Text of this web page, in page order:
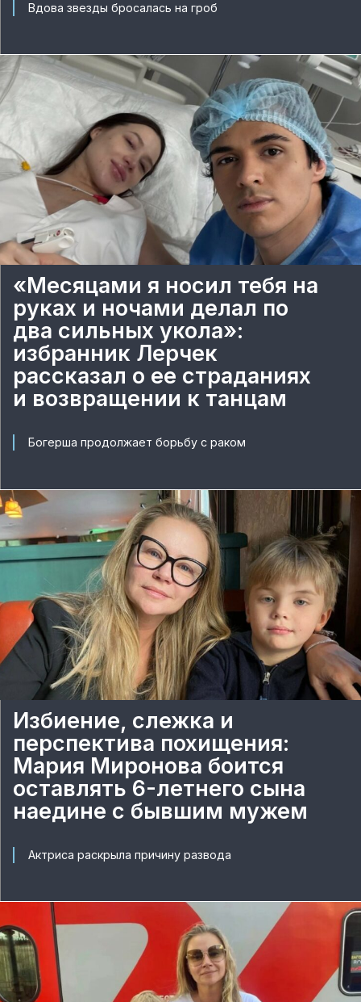
Вдова звезды бросалась на гроб
«Месяцами я носил тебя на
руках и ночами делал по
два сильных укола»:
избранник Лерчек
рассказал о ее страданиях
и возвращении к танцам
Богерша продолжает борьбу с раком
Избиение, слежка и
перспектива похищения:
Мария Миронова боится
оставлять 6-летнего сына
наедине с бывшим мужем
Актриса раскрыла причину развода